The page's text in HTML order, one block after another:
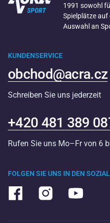
1991 sowohl
Spielplätze auf
Auswahl an
FOLGEN SIE UNS IN DEN
KUNDENSERVICE
obchod@acra.cz
Schreiben Sie uns jederzeit
+420 481 389
Rufen Sie uns Mo–Fr von 6